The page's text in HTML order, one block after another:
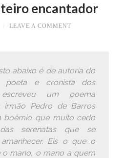
encantador
LEAVE A COMMENT
abaixo é de autoria do
poeta e cronista dos
um poema
irmão Pedro de Barros
boêmio que muito cedo
serenatas que se
Eis o que o
o mano, o mano a quem